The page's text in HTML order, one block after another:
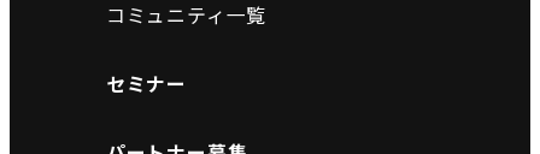
コミュニティ一覧
セミナー